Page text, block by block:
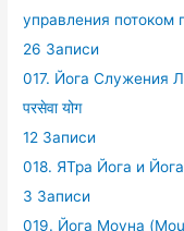
управления потоком
26 Записи
017. Йога Служения
परसेवा योग
12 Записи
018. ЯТра Йога и
3 Записи
019. Йога Моуна